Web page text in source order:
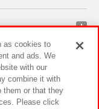
as cookies to
and ads. We
with our
combine it with
them or that they
Please click